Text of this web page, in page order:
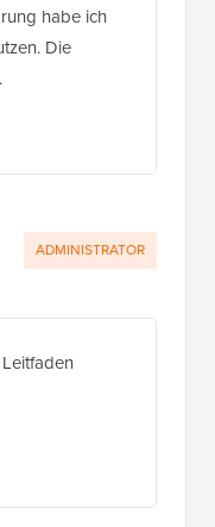
habe ich
Die
ADMINISTRATOR